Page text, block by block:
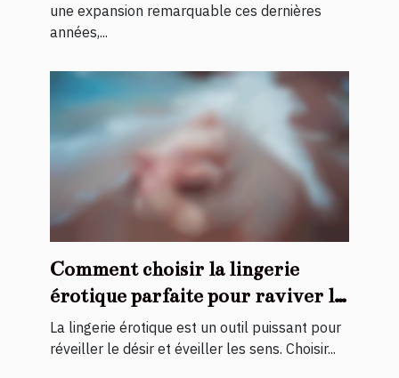
une expansion remarquable ces dernières
années,...
Comment choisir la lingerie
érotique parfaite pour raviver la
flamme
La lingerie érotique est un outil puissant pour
réveiller le désir et éveiller les sens. Choisir...